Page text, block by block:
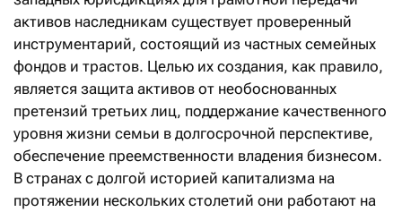
активов наследникам существует проверенный
инструментарий, состоящий из частных семейных
фондов и трастов. Целью их создания, как правило,
является защита активов от необоснованных
претензий третьих лиц, поддержание качественного
уровня жизни семьи в долгосрочной перспективе,
обес­печение преемственности владения бизнесом.
В странах с долгой историей капитализма на
протяжении нескольких столетий они работают на